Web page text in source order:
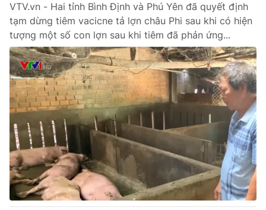
VTV.vn - Hai tỉnh Bình Định và Phú Yên đã quyết định
tạm dừng tiêm vacicne tả lợn châu Phi sau khi có hiện
tượng một số con lợn sau khi tiêm đã phản ứng...